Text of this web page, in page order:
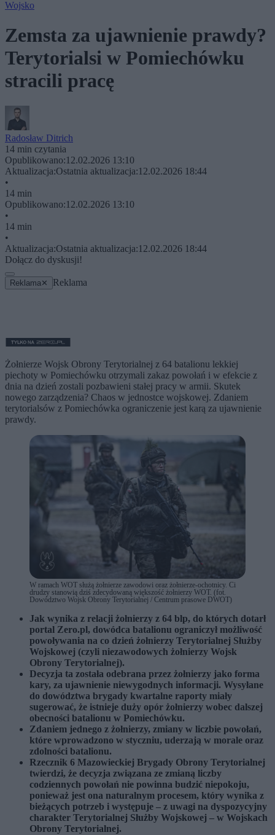
Wojsko
Zemsta za ujawnienie prawdy?
Terytorialsi w Pomiechówku
stracili pracę
Radosław Ditrich
14 min czytania
Opublikowano:12.02.2026 13:10
Aktualizacja:Ostatnia aktualizacja:12.02.2026 18:44
•
14 min
Opublikowano:12.02.2026 13:10
•
14 min
•
Aktualizacja:Ostatnia aktualizacja:12.02.2026 18:44
Dołącz do dyskusji!
Reklama ✕ Reklama
Żołnierze Wojsk Obrony Terytorialnej z 64 batalionu lekkiej
piechoty w Pomiechówku otrzymali zakaz powołań i w efekcie z
dnia na dzień zostali pozbawieni stałej pracy w armii. Skutek
nowego zarządzenia? Chaos w jednostce wojskowej. Zdaniem
terytorialsów z Pomiechówka ograniczenie jest karą za ujawnienie
prawdy.
W ramach WOT służą żołnierze zawodowi oraz żołnierze-ochotnicy. Ci
drudzy stanowią dziś zdecydowaną większość żołnierzy WOT. (fot.
Dowództwo Wojsk Obrony Terytorialnej / Centrum prasowe DWOT)
Jak wynika z relacji żołnierzy z 64 blp, do których dotarł
portal Zero.pl, dowódca batalionu ograniczył możliwość
powoływania na co dzień żołnierzy Terytorialnej Służby
Wojskowej (czyli niezawodowych żołnierzy Wojsk
Obrony Terytorialnej).
Decyzja ta została odebrana przez żołnierzy jako forma
kary, za ujawnienie niewygodnych informacji. Wysyłane
do dowództwa brygady kwartalne raporty miały
sugerować, że istnieje duży opór żołnierzy wobec dalszej
obecności batalionu w Pomiechówku.
Zdaniem jednego z żołnierzy, zmiany w liczbie powołań,
które wprowadzono w styczniu, uderzają w morale oraz
zdolności batalionu.
Rzecznik 6 Mazowieckiej Brygady Obrony Terytorialnej
twierdzi, że decyzja związana ze zmianą liczby
codziennych powołań nie powinna budzić niepokoju,
ponieważ jest ona naturalnym procesem, który wynika z
bieżących potrzeb i występuje – z uwagi na dyspozycyjny
charakter Terytorialnej Służby Wojskowej – w Wojskach
Obrony Terytorialnej.